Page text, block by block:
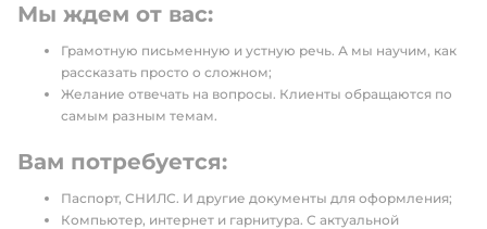
Мы ждем от вас:
Грамотную письменную и устную речь. А мы научим, как
рассказать просто о сложном;
Желание отвечать на вопросы. Клиенты обращаются по
самым разным темам.
Вам потребуется:
Паспорт, СНИЛС. И другие документы для оформления;
Компьютер, интернет и гарнитура. С актуальной